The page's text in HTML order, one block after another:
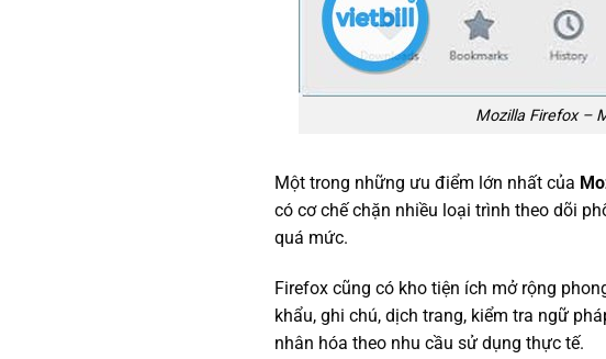
Mozilla Firefox –
Một trong những ưu điểm lớn nhất của
có cơ chế chặn nhiều loại trình theo dõi
quá mức.
Firefox cũng có kho tiện ích mở rộng
khẩu, ghi chú, dịch trang, kiểm tra ngữ
nhân hóa theo nhu cầu sử dụng thực tế.